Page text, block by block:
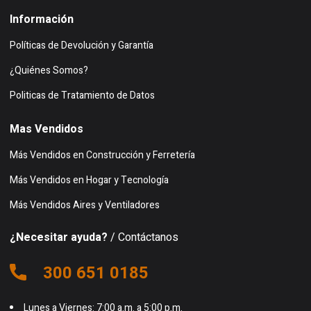
Información
Políticas de Devolución y Garantía
¿Quiénes Somos?
Politicas de Tratamiento de Datos
Mas Vendidos
Más Vendidos en Construcción y Ferretería
Más Vendidos en Hogar y Tecnología
Más Vendidos Aires y Ventiladores
¿Necesitar ayuda? / Contáctanos
300 651 0185
Lunes a Viernes: 7:00 a.m. a 5:00 p.m.